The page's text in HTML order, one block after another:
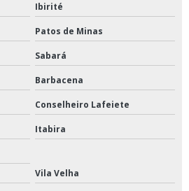
Ibirité
Patos de Minas
Sabará
Barbacena
Conselheiro Lafeiete
Itabira
Vila Velha